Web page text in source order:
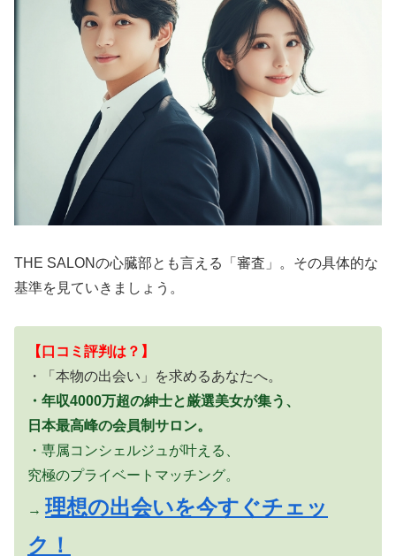
THE SALONの心臓部とも言える「審査」。その具体的な
基準を見ていきましょう。
【口コミ評判は？】
・「本物の出会い」を求めるあなたへ。
・年収4000万超の紳士と厳選美女が集う、
日本最高峰の会員制サロン。
・専属コンシェルジュが叶える、
究極のプライベートマッチング。
→ 理想の出会いを今すぐチェッ
ク！